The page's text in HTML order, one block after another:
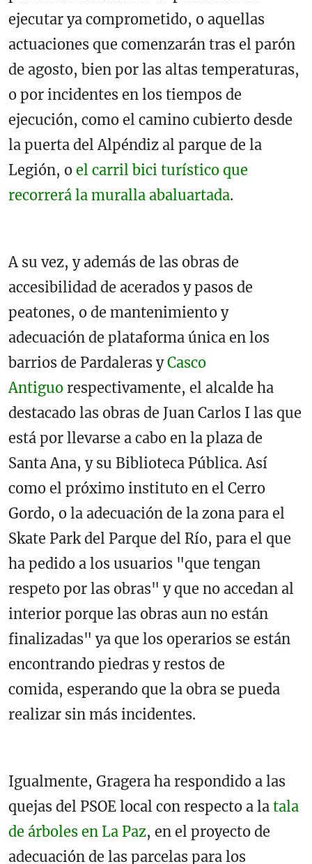
ejecutar ya comprometido, o aquellas
actuaciones que comenzarán tras el parón
de agosto, bien por las altas temperaturas,
o por incidentes en los tiempos de
ejecución, como el camino cubierto desde
la puerta del Alpéndiz al parque de la
Legión, o el carril bici turístico que
recorrerá la muralla abaluartada.
A su vez, y además de las obras de
accesibilidad de acerados y pasos de
peatones, o de mantenimiento y
adecuación de plataforma única en los
barrios de Pardaleras yCasco
Antiguo respectivamente, el alcalde ha
destacado las obras de Juan Carlos I las que
está por llevarse a cabo en la plaza de
Santa Ana, y su Biblioteca Pública. Así
como el próximo instituto en el Cerro
Gordo, o la adecuación de la zona para el
Skate Park del Parque del Río, para el que
ha pedido a los usuarios "que tengan
respeto por las obras" y que no accedan al
interior porque las obras aun no están
finalizadas" ya que los operarios se están
encontrando piedras y restos de
comida, esperando que la obra se pueda
realizar sin más incidentes.
Igualmente, Gragera ha respondido a las
quejas del PSOE local con respecto a la tala
de árboles en La Paz, en el proyecto de
adecuación de las parcelas para los